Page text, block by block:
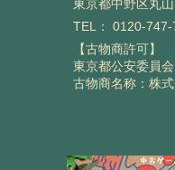
東京都中野区丸
TEL： 0120-747-
【古物商許可】
東京都公安委員
古物商名称：株